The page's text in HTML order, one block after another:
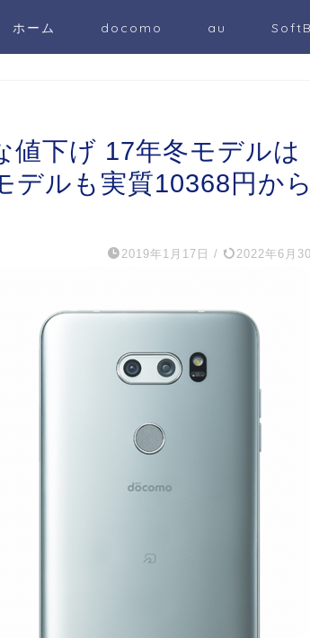
ホーム docomo au
値下げ 17年冬モデルは
デルも実質10368円から
2019年1月17日 / 2022年6月30